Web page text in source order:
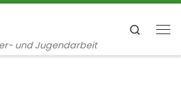
und Jugendarbeit
Search